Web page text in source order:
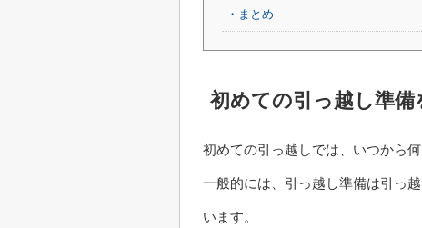
・まとめ
初めての引っ越し準
初めての引っ越しでは、いつから
一般的には、引っ越し準備は引っ
います。